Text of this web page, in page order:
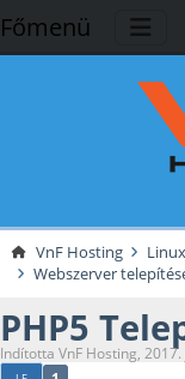
Főmenü
VnF Hosting
Webszerver
PHP5
Indította VnF Hosting,